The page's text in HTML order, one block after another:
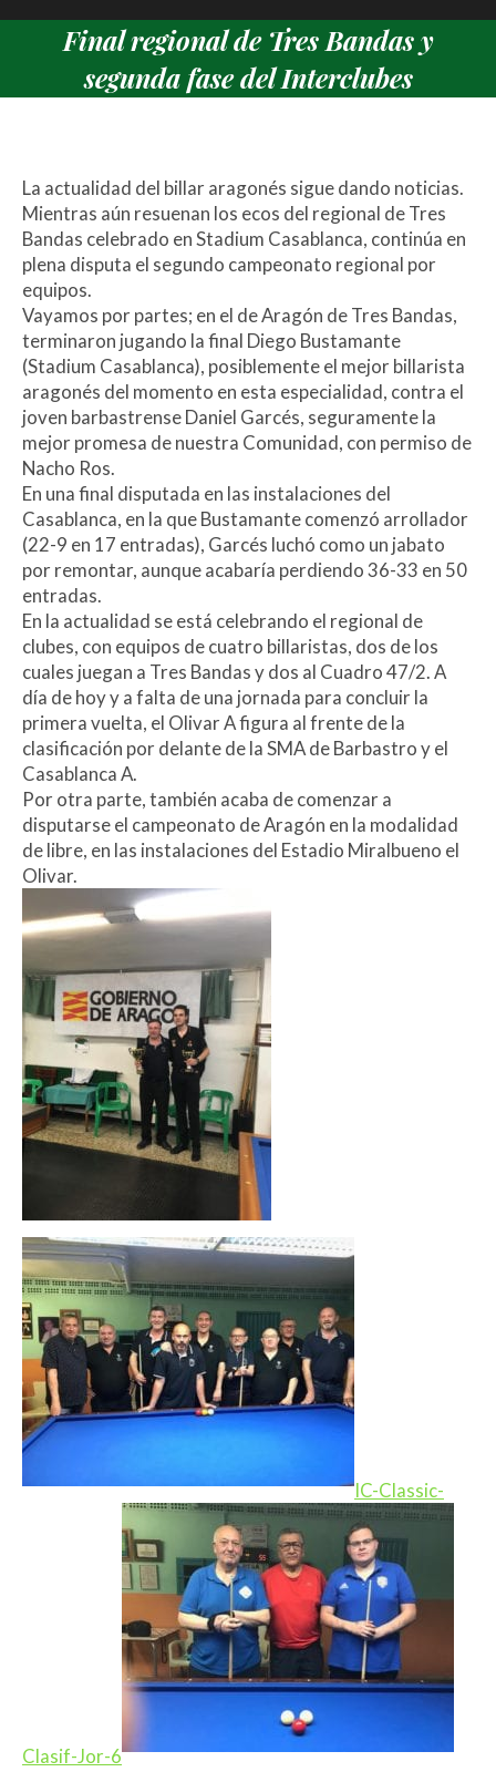
Final regional de Tres Bandas y
segunda fase del Interclubes
La actualidad del billar aragonés sigue dando noticias.
Mientras aún resuenan los ecos del regional de Tres
Bandas celebrado en Stadium Casablanca, continúa en
plena disputa el segundo campeonato regional por
equipos.
Vayamos por partes; en el de Aragón de Tres Bandas,
terminaron jugando la final Diego Bustamante
(Stadium Casablanca), posiblemente el mejor billarista
aragonés del momento en esta especialidad, contra el
joven barbastrense Daniel Garcés, seguramente la
mejor promesa de nuestra Comunidad, con permiso de
Nacho Ros.
En una final disputada en las instalaciones del
Casablanca, en la que Bustamante comenzó arrollador
(22-9 en 17 entradas), Garcés luchó como un jabato
por remontar, aunque acabaría perdiendo 36-33 en 50
entradas.
En la actualidad se está celebrando el regional de
clubes, con equipos de cuatro billaristas, dos de los
cuales juegan a Tres Bandas y dos al Cuadro 47/2. A
día de hoy y a falta de una jornada para concluir la
primera vuelta, el Olivar A figura al frente de la
clasificación por delante de la SMA de Barbastro y el
Casablanca A.
Por otra parte, también acaba de comenzar a
disputarse el campeonato de Aragón en la modalidad
de libre, en las instalaciones del Estadio Miralbueno el
Olivar.
IC-Classic-
Clasif-Jor-6